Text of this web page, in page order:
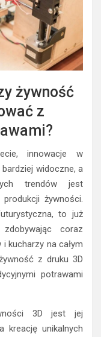
żywność
z
innowacje w
widoczne, a
trendów jest
żywności.
to już
coraz
kucharzy na całym
z druku 3D
potrawami
3D jest jej
kreację unikalnych